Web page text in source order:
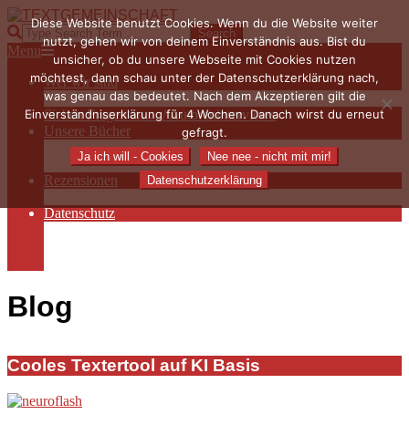
Skip
to
content
TEXTGEMEINSCHAFT
Search
Primary
Navigation
Menu
Menu
Wer wir sind
Die Hauptakteurinnen
Sieben Fragen an… / Autoreninterviews
Unsere Bücher
Autorenservices
Autorenprofile
Rezensionen
Datenschutz
Blog
2019-
10-
06
Cooles Textertool auf KI Basis
Diese Website benutzt Cookies. Wenn du die Website weiter
nutzt, gehen wir von deinem Einverständnis aus. Bist du
unsicher, ob du unsere Webseite mit Cookies nutzen
möchtest, dann schau unter der Datenschutzerklärung nach,
was genau das bedeutet. Nach dem Akzeptieren gilt die
Einverständniserklärung für 4 Wochen. Danach wirst du erneut
gefragt.
Ja ich will - Cookies
Nee nee - nicht mit mir!
Datenschutzerklärung